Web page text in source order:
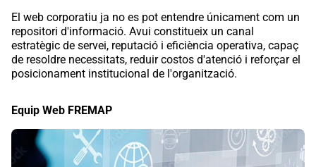
El web corporatiu ja no es pot entendre únicament com un
repositori d'informació. Avui constitueix un canal
estratègic de servei, reputació i eficiència operativa, capaç
de resoldre necessitats, reduir costos d'atenció i reforçar el
posicionament institucional de l'organització.
Equip Web FREMAP